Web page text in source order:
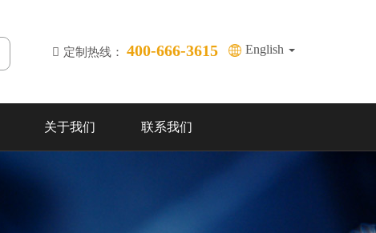
定制热线： 400-666-3615 English
关于我们 联系我们